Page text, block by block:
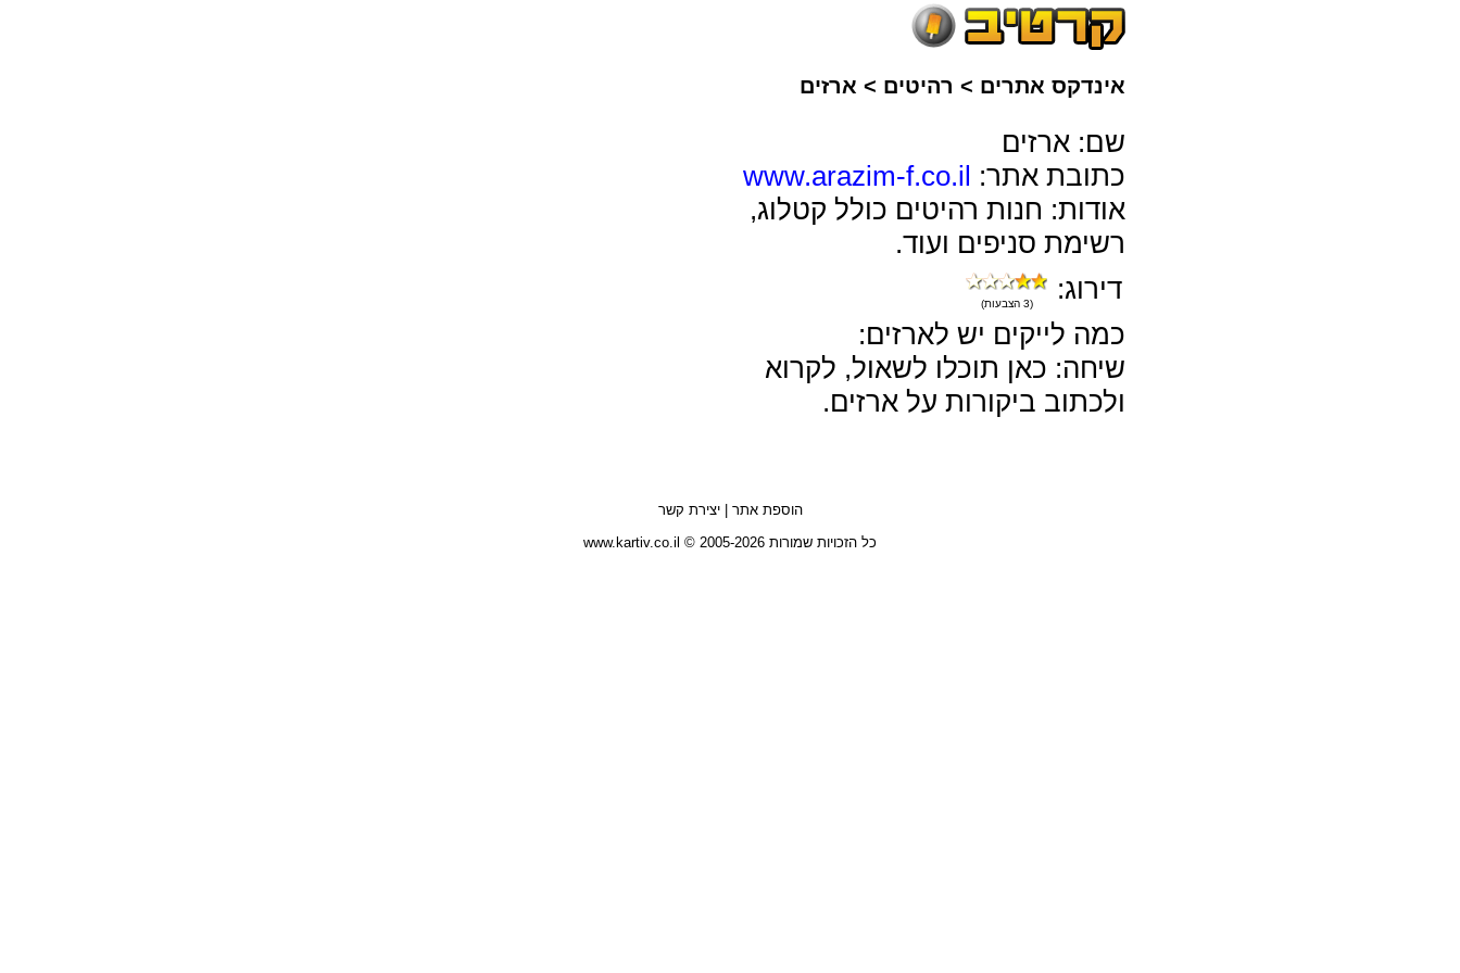
אינדקס אתרים > רהיטים > ארזים
שם: ארזים
כתובת אתר: www.arazim-f.co.il
אודות: חנות רהיטים כולל קטלוג,
רשימת סניפים ועוד.
דירוג:
(3 הצבעות)
כמה לייקים יש לארזים:
שיחה: כאן תוכלו לשאול, לקרוא
ולכתוב ביקורות על ארזים.
הוספת אתר |יצירת קשר
כל הזכויות שמורות 2005-2026 © www.kartiv.co.il